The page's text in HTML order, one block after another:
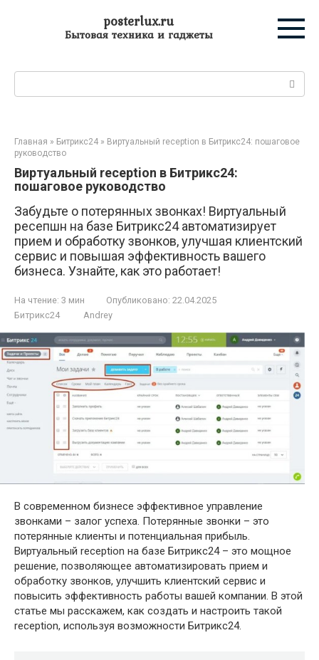
posterlux.ru
Бытовая техника и гаджеты
Главная » Битрикс24 » Виртуальный reception в Битрикс24: пошаговое
руководство
Виртуальный reception в Битрикс24:
пошаговое руководство
Забудьте о потерянных звонках! Виртуальный
ресепшн на базе Битрикс24 автоматизирует
прием и обработку звонков, улучшая клиентский
сервис и повышая эффективность вашего
бизнеса. Узнайте, как это работает!
На чтение: 3 мин Опубликовано: 22.04.2025
Битрикс24
Andrey
В современном бизнесе эффективное управление
звонками – залог успеха. Потерянные звонки – это
потерянные клиенты и потенциальная прибыль.
Виртуальный reception на базе Битрикс24 – это мощное
решение, позволяющее автоматизировать прием и
обработку звонков, улучшить клиентский сервис и
повысить эффективность работы вашей компании. В этой
статье мы расскажем, как создать и настроить такой
reception, используя возможности Битрикс24.